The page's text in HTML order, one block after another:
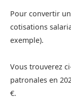
Pour convertir
cotisations
exemple).
Vous trouverez
patronales en
€.